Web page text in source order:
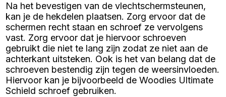
Na het bevestigen van de vlechtschermsteunen,
kan je de hekdelen plaatsen. Zorg ervoor dat de
schermen recht staan en schroef ze vervolgens
vast. Zorg ervoor dat je hiervoor schroeven
gebruikt die niet te lang zijn zodat ze niet aan de
achterkant uitsteken. Ook is het van belang dat de
schroeven bestendig zijn tegen de weersinvloeden.
Hiervoor kan je bijvoorbeeld de Woodies Ultimate
Schield schroef gebruiken.